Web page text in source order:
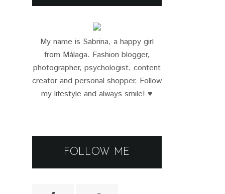
My name is Sabrina, a happy girl
from Málaga. Fashion blogger,
photographer, psychologist, content
creator and personal shopper. Follow
my lifestyle and always smile! ♥
FOLLOW ME